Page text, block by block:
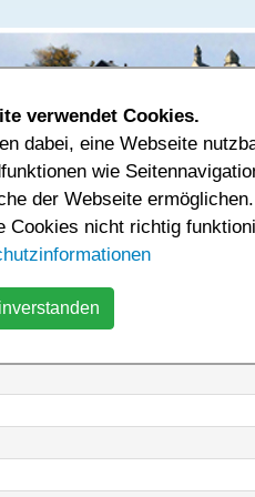
verwendet Cookies.
dabei, eine Webseite
wie
der Webseite
Cookies nicht richtig
& Freizeit Wirtschaft
2024 - 2029